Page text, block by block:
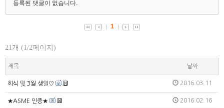
21개 (1/2페이지)
제목 날짜
회식 및 3월 생일♡ 2016.03.11
★ASME 인증★ 2016.02.16